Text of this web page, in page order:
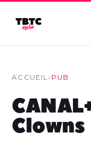
ACCUEIL› PUB
Clowns